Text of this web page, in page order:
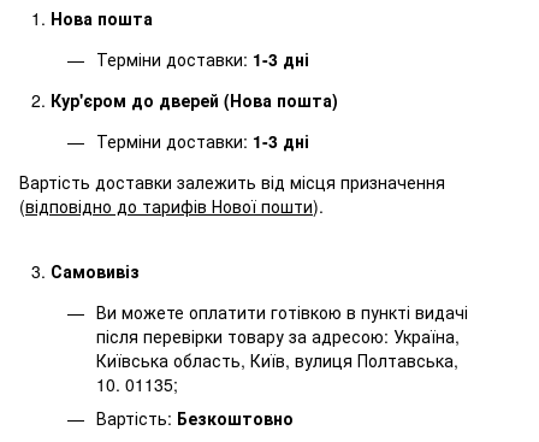
Нова пошта
Терміни доставки: 1-3 дні
Кур'єром до дверей (Нова пошта)
Терміни доставки: 1-3 дні
Вартість доставки залежить від місця призначення
(відповідно до тарифів Нової пошти).
Самовивіз
Ви можете оплатити готівкою в пункті видачі
після перевірки товару за адресою: Україна,
Київська область, Київ, вулиця Полтавська,
10. 01135;
Вартість: Безкоштовно